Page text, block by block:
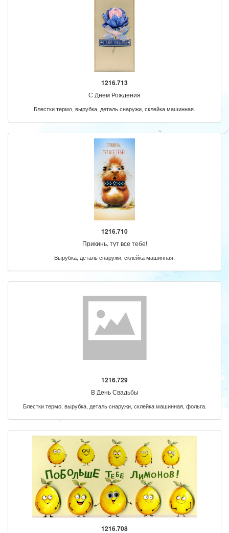
1216.713
С Днем Рождения
Блестки термо, вырубка, деталь снаружи, склейка машинная.
1216.710
Прикинь, тут все тебе!
Вырубка, деталь снаружи, склейка машинная.
1216.729
В День Свадьбы
Блестки термо, вырубка, деталь снаружи, склейка машинная, фольга.
1216.708